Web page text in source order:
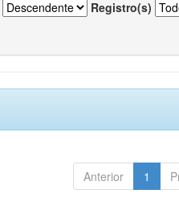
Registro(s)
Anterior 1